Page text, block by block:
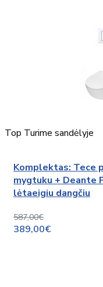
Top Turime sandėlyje
Komplektas: Tece
mygtuku + Deante
lėtaeigiu dangčiu
587,00€
389,00€